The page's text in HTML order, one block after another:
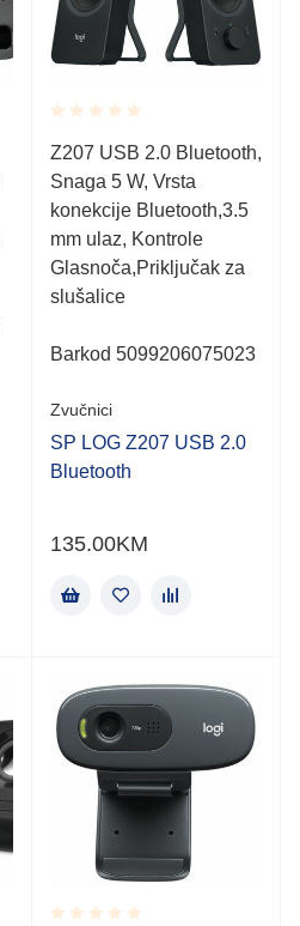
Rated
0.001
out
of
5
Z207 USB 2.0 Bluetooth,
Snaga 5 W, Vrsta
konekcije Bluetooth,3.5
mm ulaz, Kontrole
Glasnoča,Priključak za
slušalice
Barkod 5099206075023
Zvučnici
SP LOG Z207 USB 2.0
Bluetooth
135.00KM